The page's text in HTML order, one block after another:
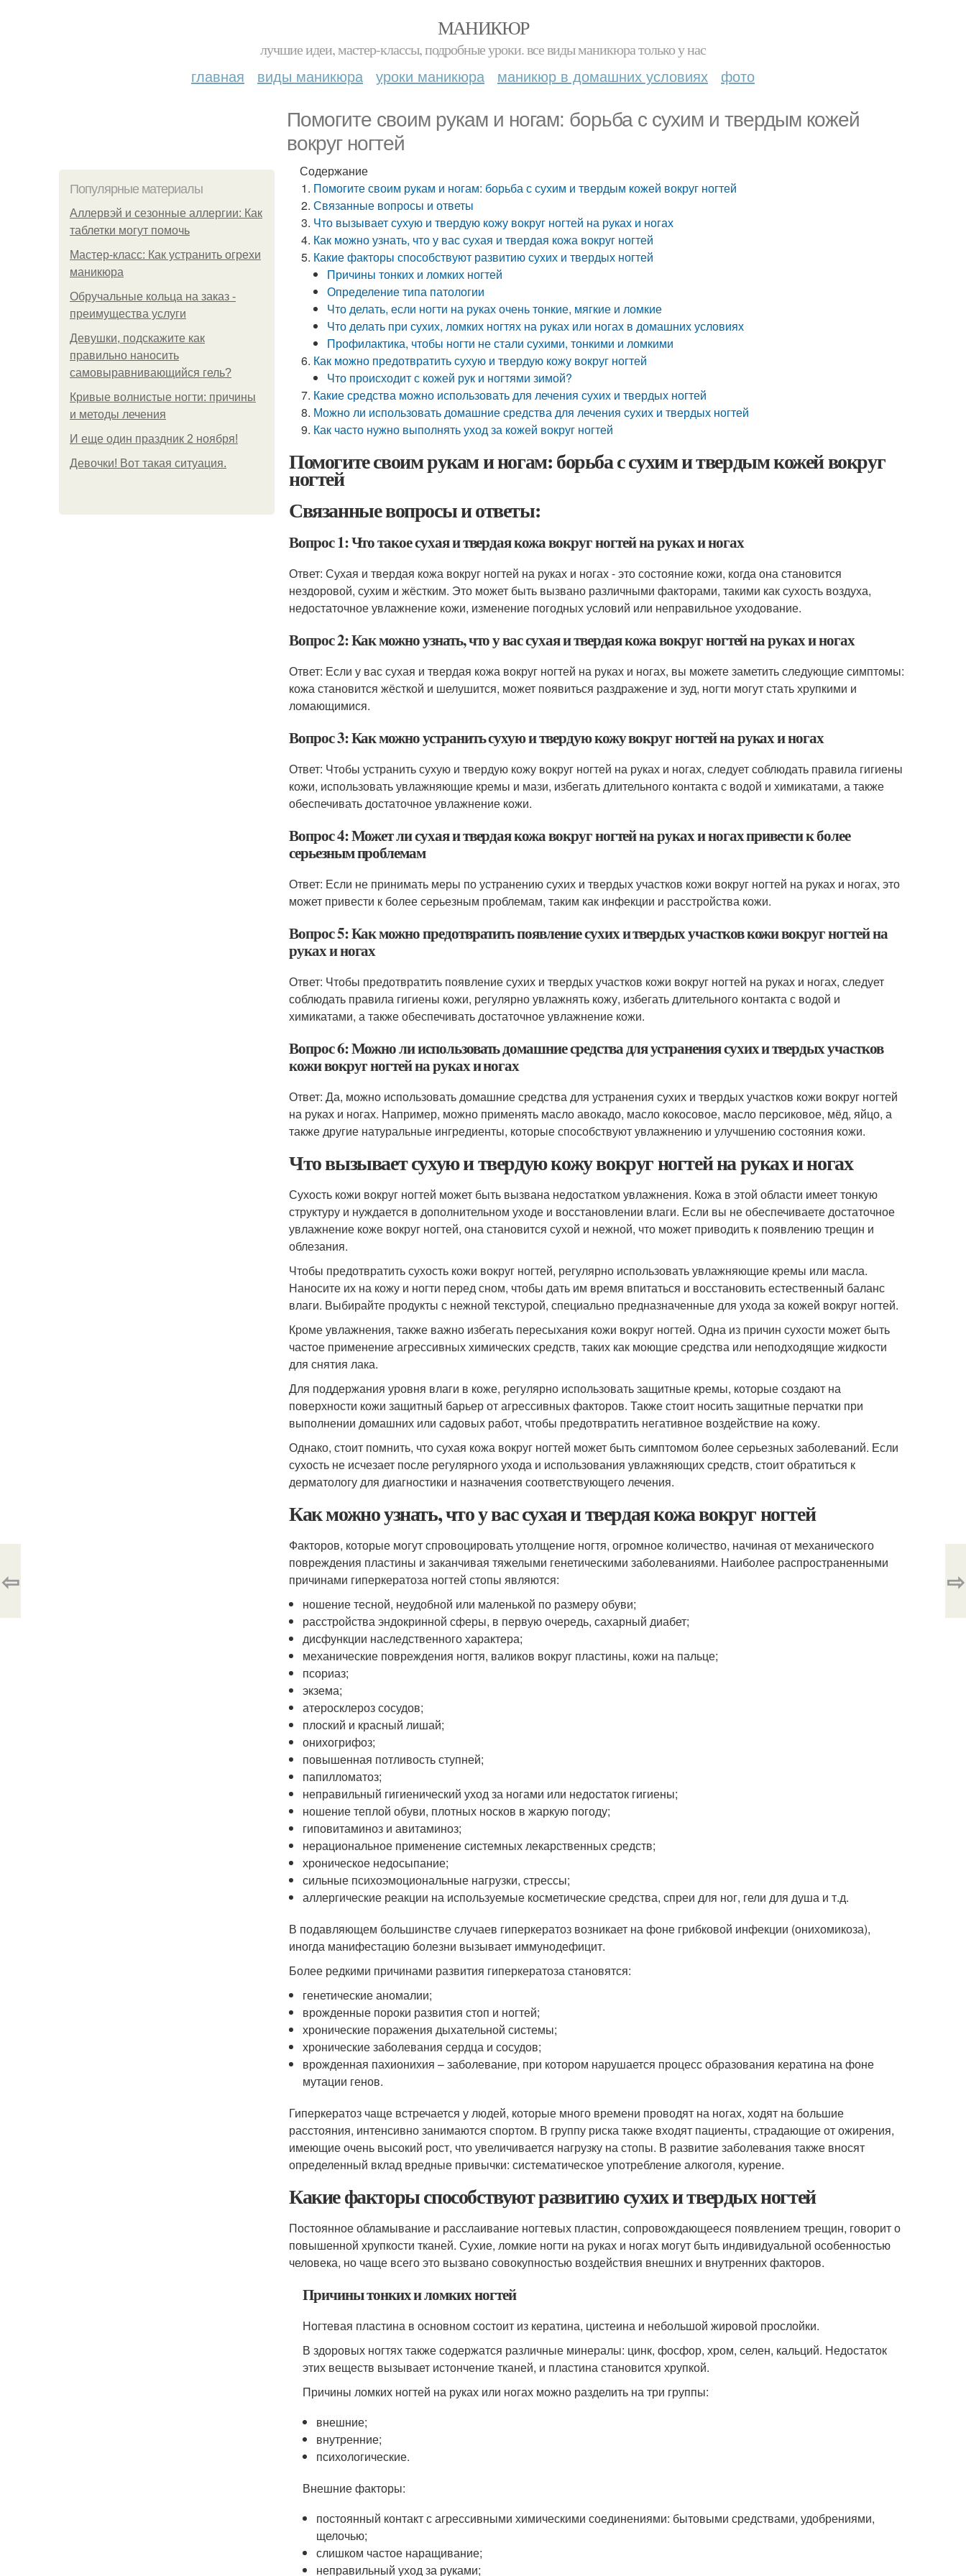
МАНИКЮР
лучшие идеи, мастер-классы, подробные уроки. все виды маникюра только у нас
главная виды маникюра уроки маникюра маникюр в домашних условиях фото
Помогите своим рукам и ногам: борьба с сухим и твердым кожей
вокруг ногтей
Популярные материалы
Аллервэй и сезонные аллергии: Как
таблетки могут помочь
Мастер-класс: Как устранить огрехи
маникюра
Обручальные кольца на заказ -
преимущества услуги
Девушки, подскажите как
правильно наносить
самовыравнивающийся гель?
Кривые волнистые ногти: причины
и методы лечения
И еще один праздник 2 ноября!
Девочки! Вот такая ситуация.
Содержание
Помогите своим рукам и ногам: борьба с сухим и твердым кожей вокруг ногтей
Связанные вопросы и ответы
Что вызывает сухую и твердую кожу вокруг ногтей на руках и ногах
Как можно узнать, что у вас сухая и твердая кожа вокруг ногтей
Какие факторы способствуют развитию сухих и твердых ногтей
Причины тонких и ломких ногтей
Определение типа патологии
Что делать, если ногти на руках очень тонкие, мягкие и ломкие
Что делать при сухих, ломких ногтях на руках или ногах в домашних условиях
Профилактика, чтобы ногти не стали сухими, тонкими и ломкими
Как можно предотвратить сухую и твердую кожу вокруг ногтей
Что происходит с кожей рук и ногтями зимой?
Какие средства можно использовать для лечения сухих и твердых ногтей
Можно ли использовать домашние средства для лечения сухих и твердых ногтей
Как часто нужно выполнять уход за кожей вокруг ногтей
Помогите своим рукам и ногам: борьба с сухим и твердым кожей вокруг
ногтей
Связанные вопросы и ответы:
Вопрос 1: Что такое сухая и твердая кожа вокруг ногтей на руках и ногах
Ответ: Сухая и твердая кожа вокруг ногтей на руках и ногах - это состояние кожи, когда она становится
нездоровой, сухим и жёстким. Это может быть вызвано различными факторами, такими как сухость воздуха,
недостаточное увлажнение кожи, изменение погодных условий или неправильное уходование.
Вопрос 2: Как можно узнать, что у вас сухая и твердая кожа вокруг ногтей на руках и ногах
Ответ: Если у вас сухая и твердая кожа вокруг ногтей на руках и ногах, вы можете заметить следующие симптомы:
кожа становится жёсткой и шелушится, может появиться раздражение и зуд, ногти могут стать хрупкими и
ломающимися.
Вопрос 3: Как можно устранить сухую и твердую кожу вокруг ногтей на руках и ногах
Ответ: Чтобы устранить сухую и твердую кожу вокруг ногтей на руках и ногах, следует соблюдать правила гигиены
кожи, использовать увлажняющие кремы и мази, избегать длительного контакта с водой и химикатами, а также
обеспечивать достаточное увлажнение кожи.
Вопрос 4: Может ли сухая и твердая кожа вокруг ногтей на руках и ногах привести к более
серьезным проблемам
Ответ: Если не принимать меры по устранению сухих и твердых участков кожи вокруг ногтей на руках и ногах, это
может привести к более серьезным проблемам, таким как инфекции и расстройства кожи.
Вопрос 5: Как можно предотвратить появление сухих и твердых участков кожи вокруг ногтей на
руках и ногах
Ответ: Чтобы предотвратить появление сухих и твердых участков кожи вокруг ногтей на руках и ногах, следует
соблюдать правила гигиены кожи, регулярно увлажнять кожу, избегать длительного контакта с водой и
химикатами, а также обеспечивать достаточное увлажнение кожи.
Вопрос 6: Можно ли использовать домашние средства для устранения сухих и твердых участков
кожи вокруг ногтей на руках и ногах
Ответ: Да, можно использовать домашние средства для устранения сухих и твердых участков кожи вокруг ногтей
на руках и ногах. Например, можно применять масло авокадо, масло кокосовое, масло персиковое, мёд, яйцо, а
также другие натуральные ингредиенты, которые способствуют увлажнению и улучшению состояния кожи.
Что вызывает сухую и твердую кожу вокруг ногтей на руках и ногах
Сухость кожи вокруг ногтей может быть вызвана недостатком увлажнения. Кожа в этой области имеет тонкую
структуру и нуждается в дополнительном уходе и восстановлении влаги. Если вы не обеспечиваете достаточное
увлажнение коже вокруг ногтей, она становится сухой и нежной, что может приводить к появлению трещин и
облезания.
Чтобы предотвратить сухость кожи вокруг ногтей, регулярно использовать увлажняющие кремы или масла.
Наносите их на кожу и ногти перед сном, чтобы дать им время впитаться и восстановить естественный баланс
влаги. Выбирайте продукты с нежной текстурой, специально предназначенные для ухода за кожей вокруг ногтей.
Кроме увлажнения, также важно избегать пересыхания кожи вокруг ногтей. Одна из причин сухости может быть
частое применение агрессивных химических средств, таких как моющие средства или неподходящие жидкости
для снятия лака.
Для поддержания уровня влаги в коже, регулярно использовать защитные кремы, которые создают на
поверхности кожи защитный барьер от агрессивных факторов. Также стоит носить защитные перчатки при
выполнении домашних или садовых работ, чтобы предотвратить негативное воздействие на кожу.
Однако, стоит помнить, что сухая кожа вокруг ногтей может быть симптомом более серьезных заболеваний. Если
сухость не исчезает после регулярного ухода и использования увлажняющих средств, стоит обратиться к
дерматологу для диагностики и назначения соответствующего лечения.
Как можно узнать, что у вас сухая и твердая кожа вокруг ногтей
Факторов, которые могут спровоцировать утолщение ногтя, огромное количество, начиная от механического
повреждения пластины и заканчивая тяжелыми генетическими заболеваниями. Наиболее распространенными
причинами гиперкератоза ногтей стопы являются:
ношение тесной, неудобной или маленькой по размеру обуви;
расстройства эндокринной сферы, в первую очередь, сахарный диабет;
дисфункции наследственного характера;
механические повреждения ногтя, валиков вокруг пластины, кожи на пальце;
псориаз;
экзема;
атеросклероз сосудов;
плоский и красный лишай;
онихогрифоз;
повышенная потливость ступней;
папилломатоз;
неправильный гигиенический уход за ногами или недостаток гигиены;
ношение теплой обуви, плотных носков в жаркую погоду;
гиповитаминоз и авитаминоз;
нерациональное применение системных лекарственных средств;
хроническое недосыпание;
сильные психоэмоциональные нагрузки, стрессы;
аллергические реакции на используемые косметические средства, спреи для ног, гели для душа и т.д.
В подавляющем большинстве случаев гиперкератоз возникает на фоне грибковой инфекции (онихомикоза),
иногда манифестацию болезни вызывает иммунодефицит.
Более редкими причинами развития гиперкератоза становятся:
генетические аномалии;
врожденные пороки развития стоп и ногтей;
хронические поражения дыхательной системы;
хронические заболевания сердца и сосудов;
врожденная пахионихия – заболевание, при котором нарушается процесс образования кератина на фоне
мутации генов.
Гиперкератоз чаще встречается у людей, которые много времени проводят на ногах, ходят на большие
расстояния, интенсивно занимаются спортом. В группу риска также входят пациенты, страдающие от ожирения,
имеющие очень высокий рост, что увеличивается нагрузку на стопы. В развитие заболевания также вносят
определенный вклад вредные привычки: систематическое употребление алкоголя, курение.
Какие факторы способствуют развитию сухих и твердых ногтей
Постоянное обламывание и расслаивание ногтевых пластин, сопровождающееся появлением трещин, говорит о
повышенной хрупкости тканей. Сухие, ломкие ногти на руках и ногах могут быть индивидуальной особенностью
человека, но чаще всего это вызвано совокупностью воздействия внешних и внутренних факторов.
Причины тонких и ломких ногтей
Ногтевая пластина в основном состоит из кератина, цистеина и небольшой жировой прослойки.
В здоровых ногтях также содержатся различные минералы: цинк, фосфор, хром, селен, кальций. Недостаток
этих веществ вызывает истончение тканей, и пластина становится хрупкой.
Причины ломких ногтей на руках или ногах можно разделить на три группы:
внешние;
внутренние;
психологические.
Внешние факторы:
постоянный контакт с агрессивными химическими соединениями: бытовыми средствами, удобрениями,
щелочью;
слишком частое наращивание;
неправильный уход за руками;
⇦ ⇨